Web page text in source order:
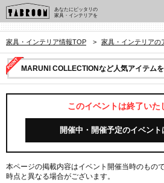
あなたにピッタリの
家具・インテリアを
家具・インテリア情報TOP > 家具・インテリアの
MARUNI COLLECTIONなど人気アイテム
このイベントは終了いた
開催中・開催予定のイベント
本ページの掲載内容はイベント開催当時のもの
時点と異なる場合がございます。